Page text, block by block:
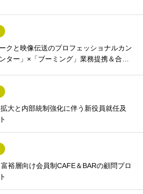
クと映像伝送のプロフェッショナルカン
ター」×「ブーミング」業務提携＆合同
大と内部統制強化に伴う新役員就任及
裕層向け会員制CAFE＆BARの顧問プロ